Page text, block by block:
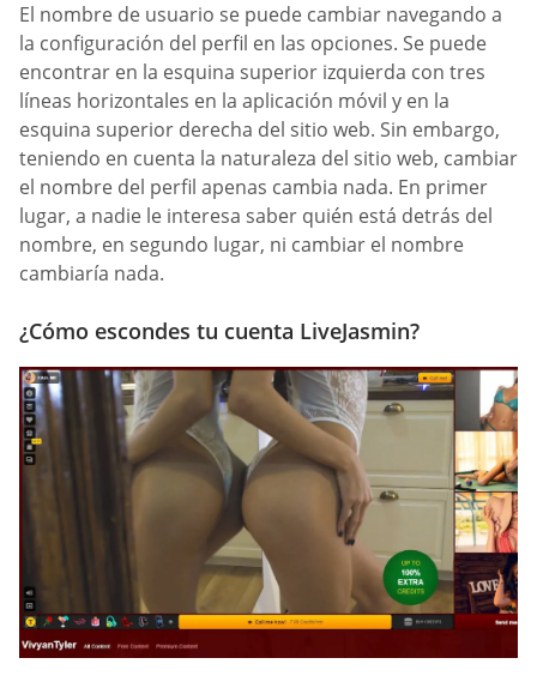
El nombre de usuario se puede cambiar navegando a
la configuración del perfil en las opciones. Se puede
encontrar en la esquina superior izquierda con tres
líneas horizontales en la aplicación móvil y en la
esquina superior derecha del sitio web. Sin embargo,
teniendo en cuenta la naturaleza del sitio web, cambiar
el nombre del perfil apenas cambia nada. En primer
lugar, a nadie le interesa saber quién está detrás del
nombre, en segundo lugar, ni cambiar el nombre
cambiaría nada.
¿Cómo escondes tu cuenta LiveJasmin?